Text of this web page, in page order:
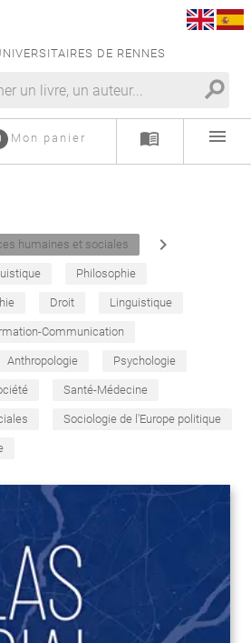
DE RENNES
search
Mon panier menu_book menu
humaines et sociales navigate_next
Philosophie
Droit Linguistique
Communication
Anthropologie Psychologie
Santé-Médecine
Sociologie de l'Europe politique